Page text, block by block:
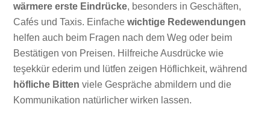
wärmere erste Eindrücke, besonders in Geschäften,
Cafés und Taxis. Einfachewichtige Redewendungen
helfen auch beim Fragen nach dem Weg oder beim
Bestätigen von Preisen. Hilfreiche Ausdrücke wie
teşekkür ederim und lütfen zeigen Höflichkeit, während
höfliche Bitten viele Gespräche abmildern und die
Kommunikation natürlicher wirken lassen.